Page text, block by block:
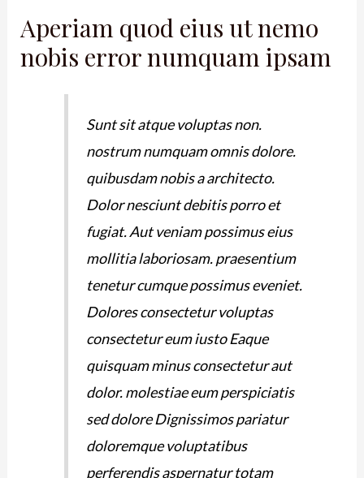
Aperiam quod eius ut nemo
nobis error numquam ipsam
Sunt sit atque voluptas non.
nostrum numquam omnis dolore.
quibusdam nobis a architecto.
Dolor nesciunt debitis porro et
fugiat. Aut veniam possimus eius
mollitia laboriosam. praesentium
tenetur cumque possimus eveniet.
Dolores consectetur voluptas
consectetur eum iusto Eaque
quisquam minus consectetur aut
dolor. molestiae eum perspiciatis
sed dolore Dignissimos pariatur
doloremque voluptatibus
perferendis aspernatur totam